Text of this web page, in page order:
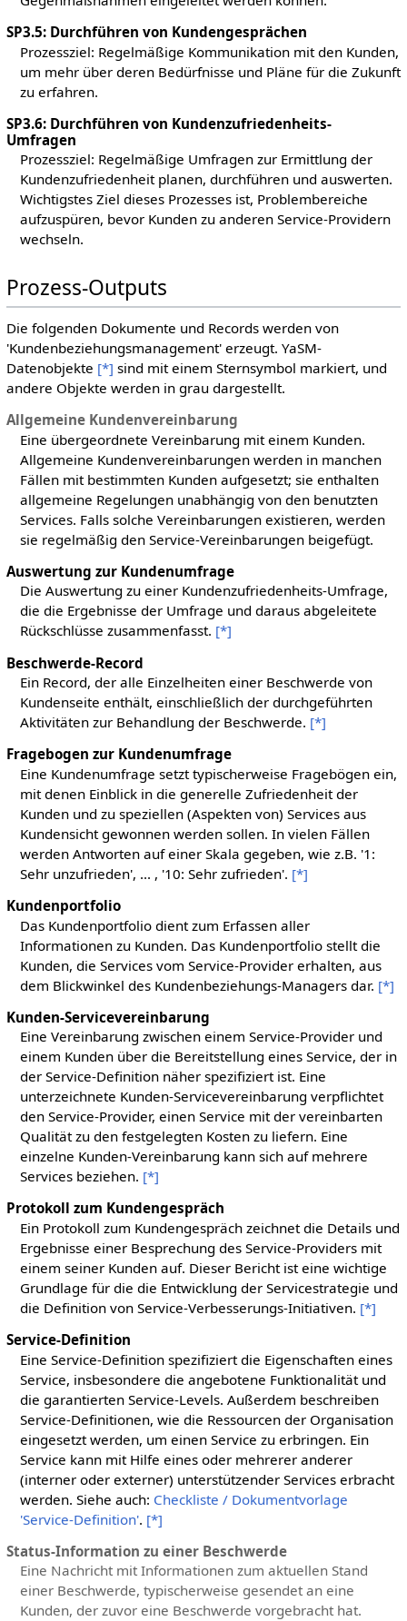
SP3.5: Durchführen von Kundengesprächen
Prozessziel: Regelmäßige Kommunikation mit den Kunden,
um mehr über deren Bedürfnisse und Pläne für die Zukunft
zu erfahren.
SP3.6: Durchführen von Kundenzufriedenheits-
Umfragen
Prozessziel: Regelmäßige Umfragen zur Ermittlung der
Kundenzufriedenheit planen, durchführen und auswerten.
Wichtigstes Ziel dieses Prozesses ist, Problembereiche
aufzuspüren, bevor Kunden zu anderen Service-Providern
wechseln.
Prozess-Outputs
Die folgenden Dokumente und Records werden von
'Kundenbeziehungsmanagement' erzeugt. YaSM-
Datenobjekte [*] sind mit einem Sternsymbol markiert, und
andere Objekte werden in grau dargestellt.
Allgemeine Kundenvereinbarung
Eine übergeordnete Vereinbarung mit einem Kunden.
Allgemeine Kundenvereinbarungen werden in manchen
Fällen mit bestimmten Kunden aufgesetzt; sie enthalten
allgemeine Regelungen unabhängig von den benutzten
Services. Falls solche Vereinbarungen existieren, werden
sie regelmäßig den Service-Vereinbarungen beigefügt.
Auswertung zur Kundenumfrage
Die Auswertung zu einer Kundenzufriedenheits-Umfrage,
die die Ergebnisse der Umfrage und daraus abgeleitete
Rückschlüsse zusammenfasst. [*]
Beschwerde-Record
Ein Record, der alle Einzelheiten einer Beschwerde von
Kundenseite enthält, einschließlich der durchgeführten
Aktivitäten zur Behandlung der Beschwerde. [*]
Fragebogen zur Kundenumfrage
Eine Kundenumfrage setzt typischerweise Fragebögen ein,
mit denen Einblick in die generelle Zufriedenheit der
Kunden und zu speziellen (Aspekten von) Services aus
Kundensicht gewonnen werden sollen. In vielen Fällen
werden Antworten auf einer Skala gegeben, wie z.B. '1:
Sehr unzufrieden', ... , '10: Sehr zufrieden'. [*]
Kundenportfolio
Das Kundenportfolio dient zum Erfassen aller
Informationen zu Kunden. Das Kundenportfolio stellt die
Kunden, die Services vom Service-Provider erhalten, aus
dem Blickwinkel des Kundenbeziehungs-Managers dar. [*]
Kunden-Servicevereinbarung
Eine Vereinbarung zwischen einem Service-Provider und
einem Kunden über die Bereitstellung eines Service, der in
der Service-Definition näher spezifiziert ist. Eine
unterzeichnete Kunden-Servicevereinbarung verpflichtet
den Service-Provider, einen Service mit der vereinbarten
Qualität zu den festgelegten Kosten zu liefern. Eine
einzelne Kunden-Vereinbarung kann sich auf mehrere
Services beziehen. [*]
Protokoll zum Kundengespräch
Ein Protokoll zum Kundengespräch zeichnet die Details und
Ergebnisse einer Besprechung des Service-Providers mit
einem seiner Kunden auf. Dieser Bericht ist eine wichtige
Grundlage für die die Entwicklung der Servicestrategie und
die Definition von Service-Verbesserungs-Initiativen. [*]
Service-Definition
Eine Service-Definition spezifiziert die Eigenschaften eines
Service, insbesondere die angebotene Funktionalität und
die garantierten Service-Levels. Außerdem beschreiben
Service-Definitionen, wie die Ressourcen der Organisation
eingesetzt werden, um einen Service zu erbringen. Ein
Service kann mit Hilfe eines oder mehrerer anderer
(interner oder externer) unterstützender Services erbracht
werden. Siehe auch: Checkliste / Dokumentvorlage
'Service-Definition'. [*]
Status-Information zu einer Beschwerde
Eine Nachricht mit Informationen zum aktuellen Stand
einer Beschwerde, typischerweise gesendet an eine
Kunden, der zuvor eine Beschwerde vorgebracht hat.